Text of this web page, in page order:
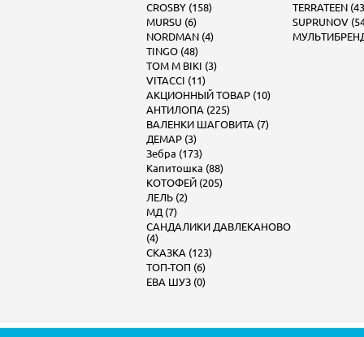
CROSBY (158)
MURSU (6)
NORDMAN (4)
TINGO (48)
TOM M BIKI (3)
VITACCI (11)
АКЦИОННЫЙ ТОВАР (10)
АНТИЛОПА (225)
ВАЛЕНКИ ШАГОВИТА (7)
ДЕМАР (3)
Зебра (173)
Капитошка (88)
КОТОФЕЙ (205)
ЛЕЛЬ (2)
МД (7)
САНДАЛИКИ ДАВЛЕКАНОВО
(4)
СКАЗКА (123)
ТОП-ТОП (6)
ЕВА ШУЗ (0)
TERRATEEN
SUPRUNOV